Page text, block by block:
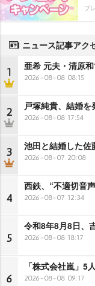
プ
ニュース記事アク
1 亜希 元夫・清原
2026-08-08 08:15
2 戸塚純貴、結婚を
2026-08-08 17:54
3 池田と結婚した
2026-08-07 20:08
4
西鉄、“不適切音
2026-08-07 12:34
5
令和8年8月8日、
2026-08-08 18:17
6
「株式会社嵐」5
2026-08-08 09:17